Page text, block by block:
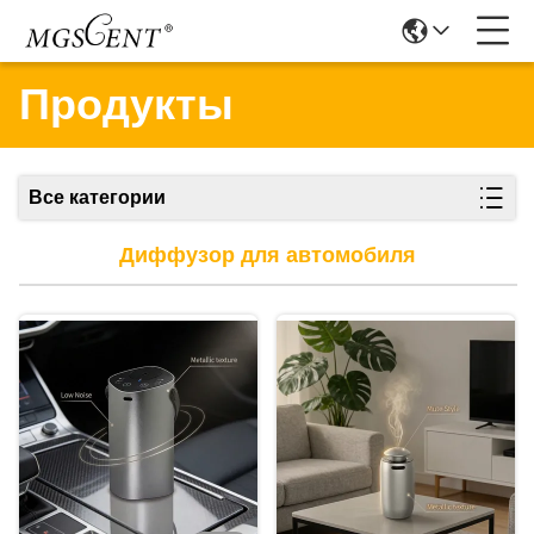
Продукты
Все категории
Диффузор для автомобиля